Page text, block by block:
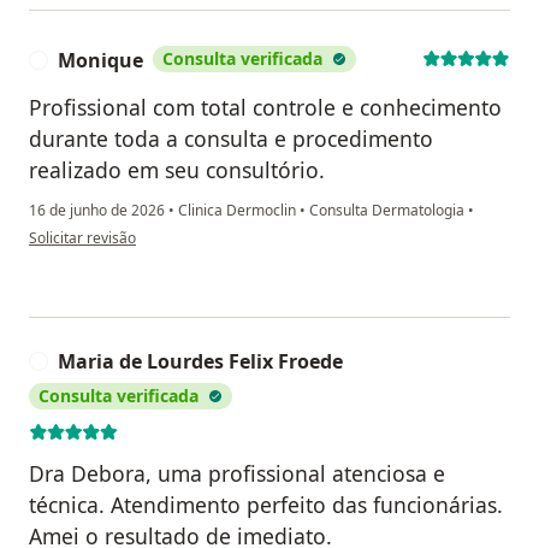
Monique Consulta verificada
Profissional com total controle e conhecimento
durante toda a consulta e procedimento
realizado em seu consultório.
16 de junho de 2026 • Clinica Dermoclin • Consulta Dermatologia •
na opinião do utilizador Monique
Solicitar revisão
Maria de Lourdes Felix Froede
Consulta verificada
Dra Debora, uma profissional atenciosa e
técnica. Atendimento perfeito das funcionárias.
Amei o resultado de imediato.